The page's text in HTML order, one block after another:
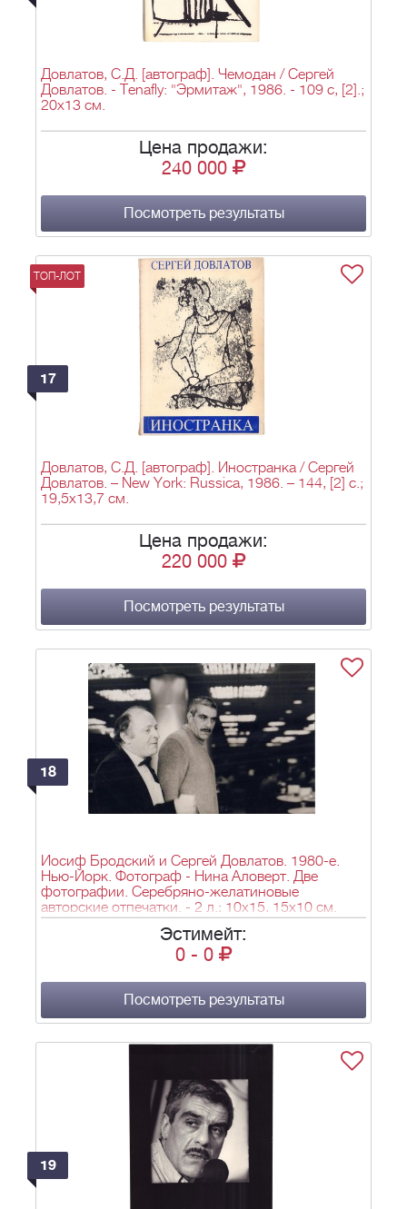
Довлатов, С.Д. [автограф]. Чемодан / Сергей
Довлатов. - Tenafly: "Эрмитаж", 1986. - 109 с, [2].;
20х13 см.
Цена продажи:
240 000
Посмотреть результаты
ТОП-ЛОТ
17
Довлатов, С.Д. [автограф]. Иностранка / Сергей
Довлатов. – New York: Russica, 1986. – 144, [2] с.;
19,5х13,7 см.
Цена продажи:
220 000
Посмотреть результаты
18
Иосиф Бродский и Сергей Довлатов. 1980-е.
Нью-Йорк. Фотограф - Нина Аловерт. Две
фотографии. Серебряно-желатиновые
авторские отпечатки. - 2 л.; 10х15, 15х10 см.
Эстимейт:
0 - 0
Посмотреть результаты
19